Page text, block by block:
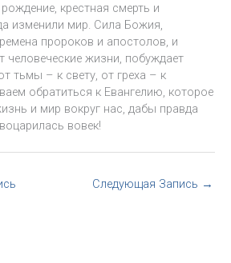
крестная смерть и
изменили мир. Сила Божия,
пророков и апостолов, и
человеческие жизни, побуждает
тьмы – к свету, от греха – к
обратиться к Евангелию, которое
и мир вокруг нас, дабы правда
вовек!
Следующая Запись →